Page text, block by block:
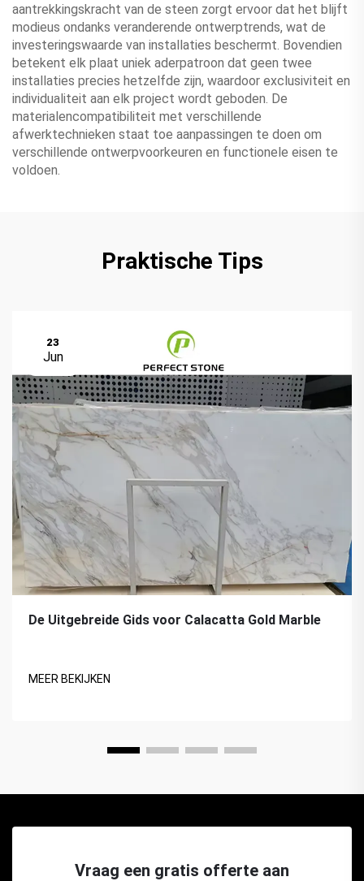
aantrekkingskracht van de steen zorgt ervoor dat het blijft
modieus ondanks veranderende ontwerptrends, wat de
investeringswaarde van installaties beschermt. Bovendien
betekent elk plaat uniek aderpatroon dat geen twee
installaties precies hetzelfde zijn, waardoor exclusiviteit en
individualiteit aan elk project wordt geboden. De
materialencompatibiliteit met verschillende
afwerktechnieken staat toe aanpassingen te doen om
verschillende ontwerpvoorkeuren en functionele eisen te
voldoen.
Praktische Tips
23
Jun
De Uitgebreide Gids voor Calacatta Gold Marble
MEER BEKIJKEN
Vraag een gratis offerte aan